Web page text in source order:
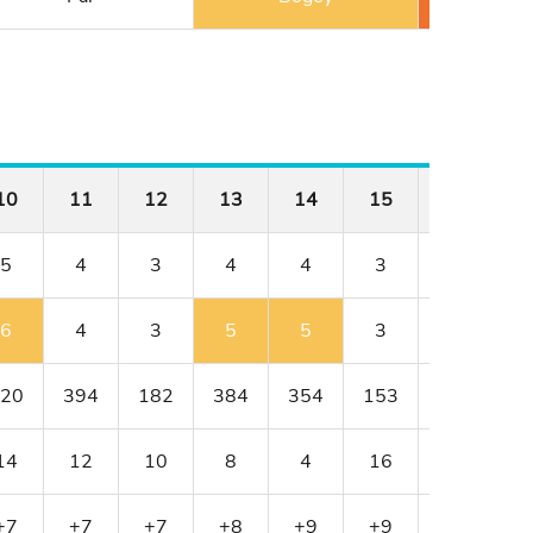
11 12 13 14 15
5 4 3 4 4 3
6 4 3 5 5 3
394 182 384 354 153
12 10 8 4 16
+7 +7 +8 +9 +9